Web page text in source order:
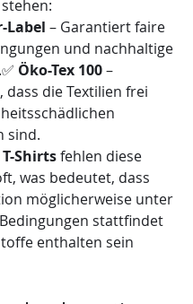
Label – Garantiert faire
und nachhaltige
Öko-Tex 100 –
dass die Textilien frei
sind.
Shirts fehlen diese
was bedeutet, dass
möglicherweise unter
stattfindet
enthalten sein